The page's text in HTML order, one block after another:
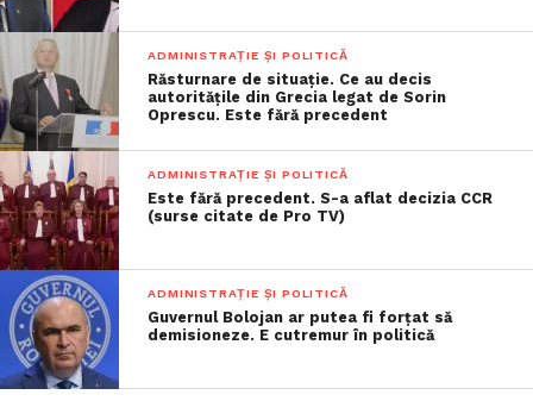
ADMINISTRAȚIE ȘI POLITICĂ
Răsturnare de situație. Ce au decis
autoritățile din Grecia legat de Sorin
Oprescu. Este fără precedent
ADMINISTRAȚIE ȘI POLITICĂ
Este fără precedent. S-a aflat decizia CCR
(surse citate de Pro TV)
ADMINISTRAȚIE ȘI POLITICĂ
Guvernul Bolojan ar putea fi forțat să
demisioneze. E cutremur în politică